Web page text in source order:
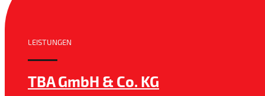
LEISTUNGEN
TBA GmbH & Co. KG